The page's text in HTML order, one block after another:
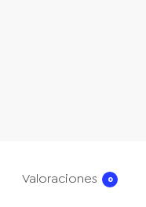
Valoraciones 0